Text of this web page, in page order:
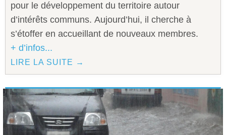
pour le développement du territoire autour
d’intérêts communs. Aujourd’hui, il cherche à
s’étoffer en accueillant de nouveaux membres.
+ d’infos...
LIRE LA SUITE →